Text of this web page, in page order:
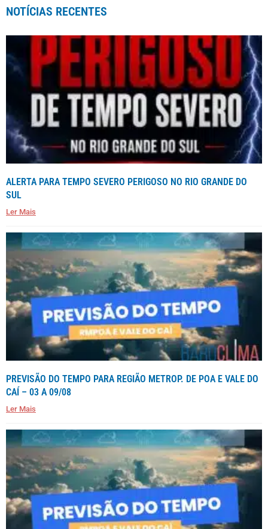
NOTÍCIAS RECENTES
ALERTA PARA TEMPO SEVERO PERIGOSO NO RIO GRANDE DO
SUL
Ler Mais
PREVISÃO DO TEMPO PARA REGIÃO METROP. DE POA E VALE DO
CAÍ – 03 A 09/08
Ler Mais